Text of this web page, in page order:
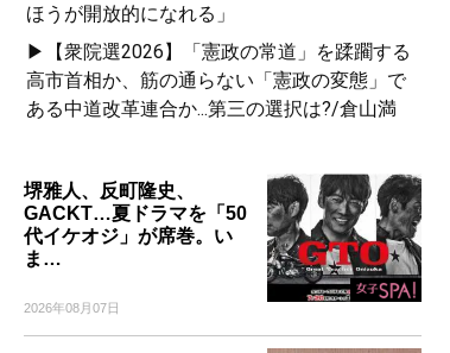
ほうが開放的になれる」
▶【衆院選2026】「憲政の常道」を蹂躙する
高市首相か、筋の通らない「憲政の変態」で
ある中道改革連合か...第三の選択は?/倉山満
堺雅人、反町隆史、
GACKT…夏ドラマを「50
代イケオジ」が席巻。い
ま…
2026年08月07日